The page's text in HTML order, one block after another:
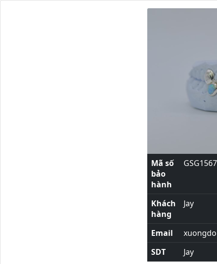
Mã số
bảo
hành
GSG1567
Khách
hàng
Jay
Email
SDT
Jay